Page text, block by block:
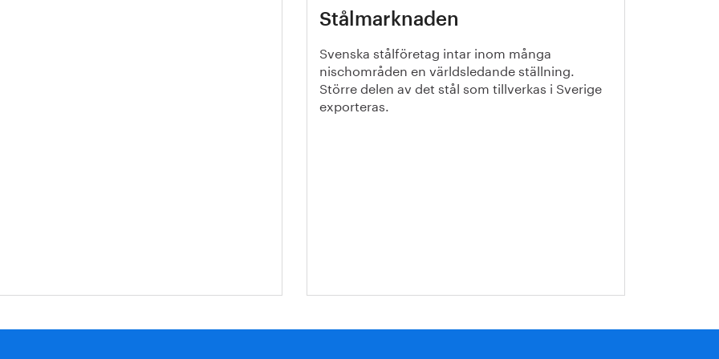
Stålmarknaden
Svenska stålföretag intar inom många
nischområden en världsledande ställning.
Större delen av det stål som tillverkas i Sverige
exporteras.